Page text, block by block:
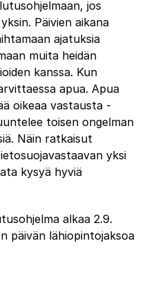
jos
Päivien aikana
ajatuksia
muita heidän
kanssa. Kun
apua. Apua
oikeaa vastausta ‐
toisen ongelman
Näin ratkaisut
yksi
kysyä hyviä
alkaa 2.9.
päivän lähiopintojaksoa